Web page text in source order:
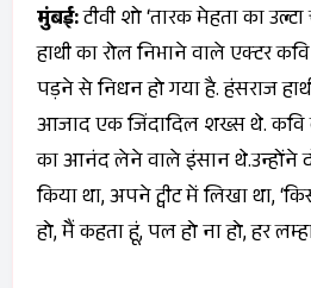
मुंबई:टीवी शो ‘तारक मेहता का
हाथी का रोल निभाने वाले एक्टर
पड़ने से निधन हो गया है. हंसराज
आजाद एक जिंदादिल शख्स थे. कवि
का आनंद लेने वाले इंसान थे.उन्होंने
किया था, अपने ट्वीट में लिखा था,
हो, मैं कहता हूं, पल हो ना हो, हर